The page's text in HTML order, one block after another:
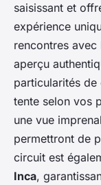
saisissant et
expérience
rencontres
aperçu
particularités
tente selon vos
une vue
permettront de
circuit est
Inca,